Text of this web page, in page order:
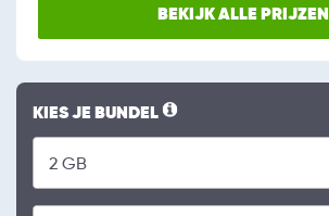
BEKIJK ALLE PRIJZEN
KIES JE BUNDEL